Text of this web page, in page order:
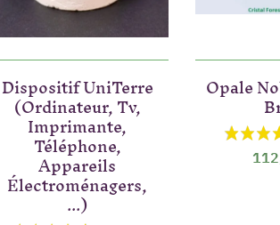
Dispositif UniTerre
(Ordinateur, Tv,
Imprimante,
Téléphone,
Appareils
Électroménagers,
...)
Opale